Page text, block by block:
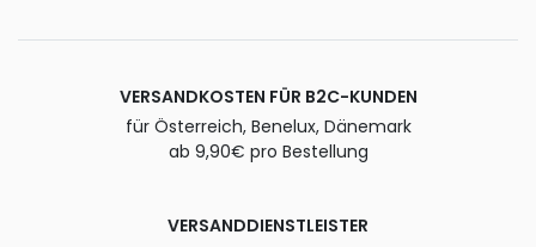
VERSANDKOSTEN FÜR B2C-KUNDEN
für Österreich, Benelux, Dänemark
ab 9,90€ pro Bestellung
VERSANDDIENSTLEISTER